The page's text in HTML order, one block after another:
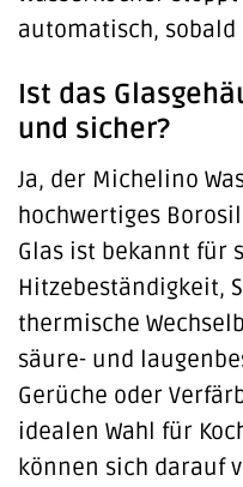
automatisch,
Ist das
und sicher?
Ja, der Michelino
hochwertiges
Glas ist bekannt für
Hitzebeständigkeit,
thermische
säure- und
Gerüche oder
idealen Wahl für
können sich darauf